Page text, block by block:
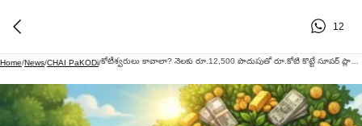
12
Home/News/CHAI PaKODi/